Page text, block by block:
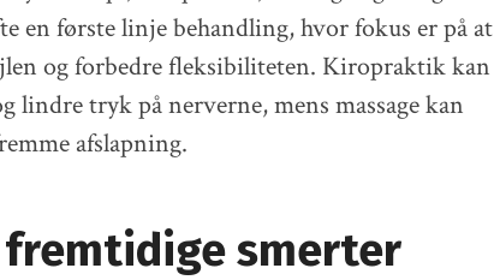
en første linje behandling, hvor fokus er på at
og forbedre fleksibiliteten. Kiropraktik kan
lindre tryk på nerverne, mens massage kan
afslapning.
fremtidige smerter